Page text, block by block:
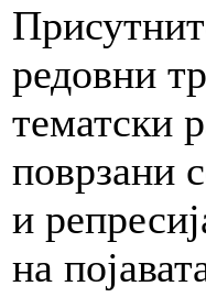
редовни
тематски
поврзани
и
на